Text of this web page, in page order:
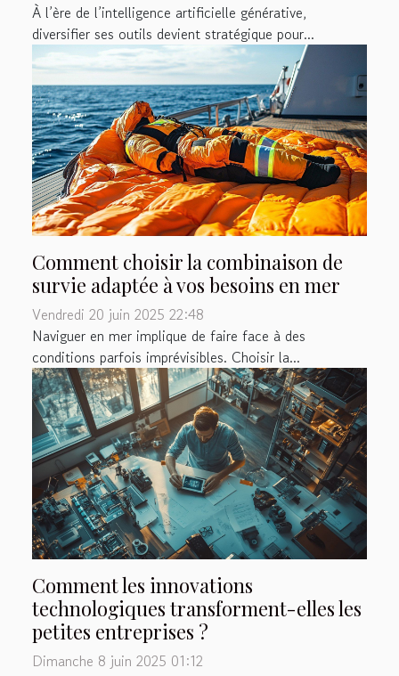
À l’ère de l’intelligence artificielle générative,
diversifier ses outils devient stratégique pour...
Comment choisir la combinaison de
survie adaptée à vos besoins en mer
Vendredi 20 juin 2025 22:48
Naviguer en mer implique de faire face à des
conditions parfois imprévisibles. Choisir la...
Comment les innovations
technologiques transforment-elles les
petites entreprises ?
Dimanche 8 juin 2025 01:12